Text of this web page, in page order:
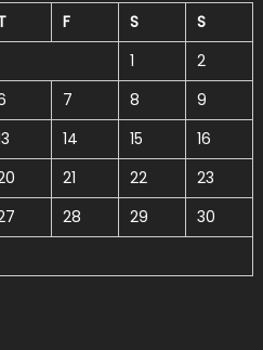
F S
S
1
2
7 8
9
14 15
16
21 22
23
28 29
30